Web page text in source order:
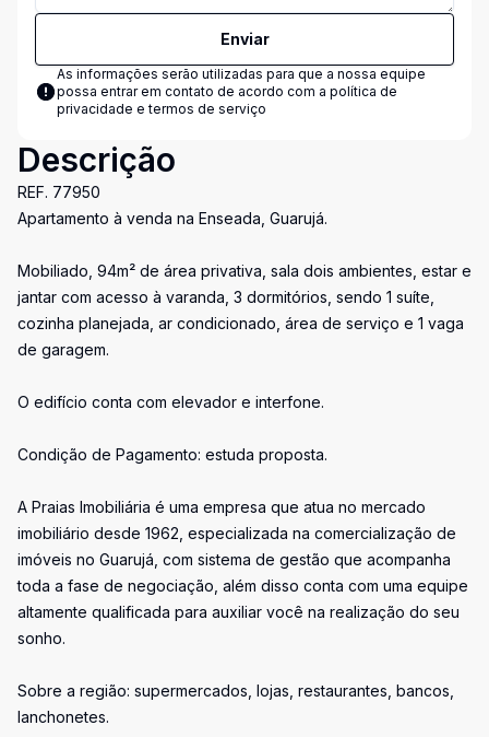
Enviar
As informações serão utilizadas para que a nossa equipe
possa entrar em contato de acordo com a política de
privacidade e termos de serviço
Descrição
REF. 77950
Apartamento à venda na Enseada, Guarujá.
Mobiliado, 94m² de área privativa, sala dois ambientes, estar e
jantar com acesso à varanda, 3 dormitórios, sendo 1 suíte,
cozinha planejada, ar condicionado, área de serviço e 1 vaga
de garagem.
O edifício conta com elevador e interfone.
Condição de Pagamento: estuda proposta.
A Praias Imobiliária é uma empresa que atua no mercado
imobiliário desde 1962, especializada na comercialização de
imóveis no Guarujá, com sistema de gestão que acompanha
toda a fase de negociação, além disso conta com uma equipe
altamente qualificada para auxiliar você na realização do seu
sonho.
Sobre a região: supermercados, lojas, restaurantes, bancos,
lanchonetes.